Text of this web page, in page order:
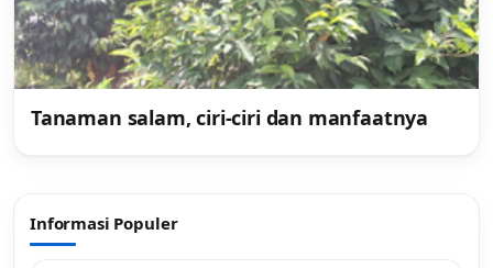
Tanaman salam, ciri-ciri dan manfaatnya
Informasi Populer